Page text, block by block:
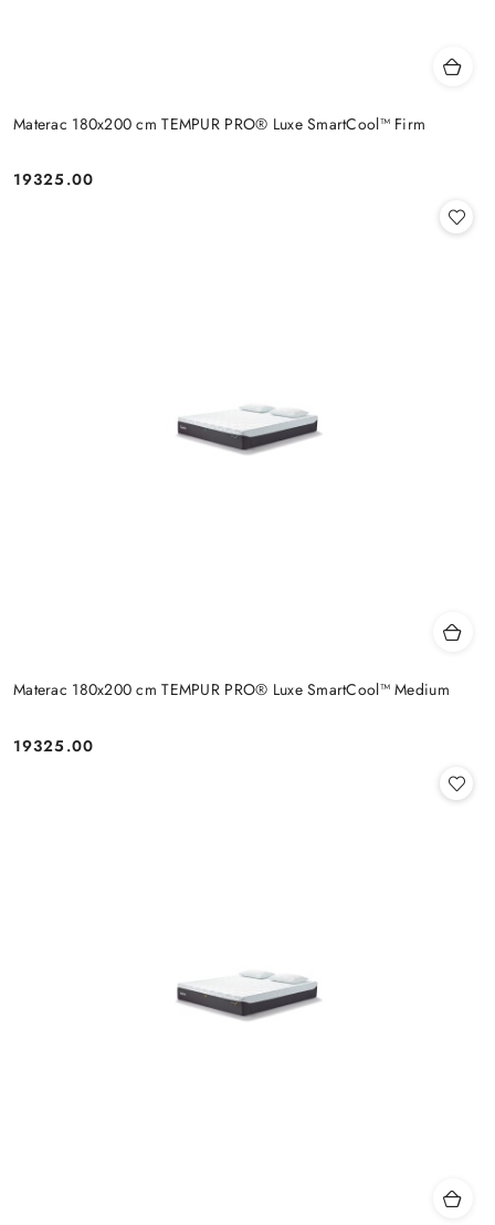
Materac 180x200 cm TEMPUR PRO® Luxe SmartCool™ Firm
Cena:
19325.00
Materac 180x200 cm TEMPUR PRO® Luxe SmartCool™ Medium
Cena:
19325.00